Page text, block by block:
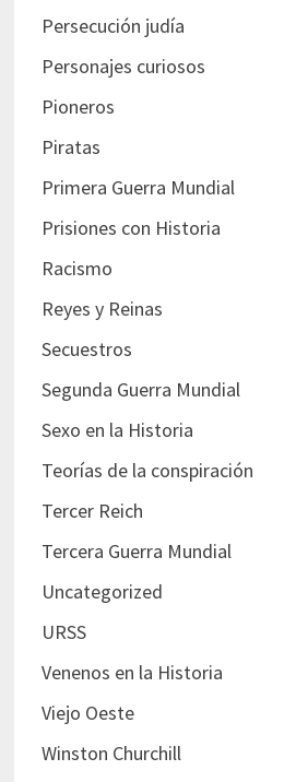
Persecución judía
Personajes curiosos
Pioneros
Piratas
Primera Guerra Mundial
Prisiones con Historia
Racismo
Reyes y Reinas
Secuestros
Segunda Guerra Mundial
Sexo en la Historia
Teorías de la conspiración
Tercer Reich
Tercera Guerra Mundial
Uncategorized
URSS
Venenos en la Historia
Viejo Oeste
Winston Churchill